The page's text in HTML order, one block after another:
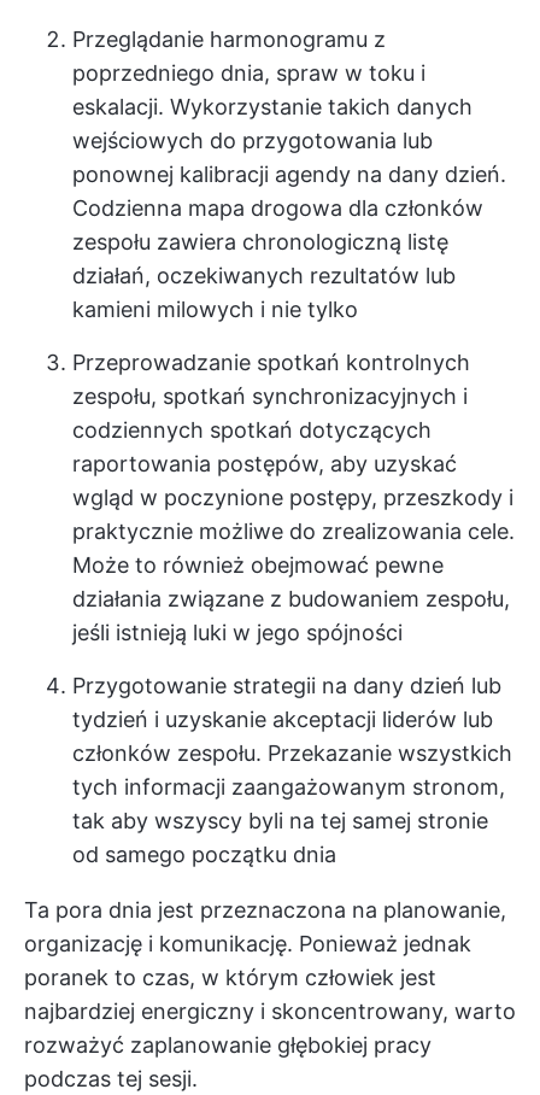
Przeglądanie harmonogramu z
poprzedniego dnia, spraw w toku i
eskalacji. Wykorzystanie takich danych
wejściowych do przygotowania lub
ponownej kalibracji agendy na dany dzień.
Codzienna mapa drogowa dla członków
zespołu zawiera chronologiczną listę
działań, oczekiwanych rezultatów lub
kamieni milowych i nie tylko
Przeprowadzanie spotkań kontrolnych
zespołu, spotkań synchronizacyjnych i
codziennych spotkań dotyczących
raportowania postępów, aby uzyskać
wgląd w poczynione postępy, przeszkody i
praktycznie możliwe do zrealizowania cele.
Może to również obejmować pewne
działania związane z budowaniem zespołu,
jeśli istnieją luki w jego spójności
Przygotowanie strategii na dany dzień lub
tydzień i uzyskanie akceptacji liderów lub
członków zespołu. Przekazanie wszystkich
tych informacji zaangażowanym stronom,
tak aby wszyscy byli na tej samej stronie
od samego początku dnia
Ta pora dnia jest przeznaczona na planowanie,
organizację i komunikację. Ponieważ jednak
poranek to czas, w którym człowiek jest
najbardziej energiczny i skoncentrowany, warto
rozważyć zaplanowanie głębokiej pracy
podczas tej sesji.